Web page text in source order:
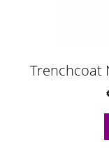
Trenchcoat